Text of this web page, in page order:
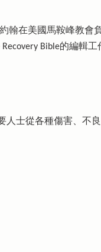
翰在美國馬鞍峰教會
Bible的編輯工
人士從各種傷害、不